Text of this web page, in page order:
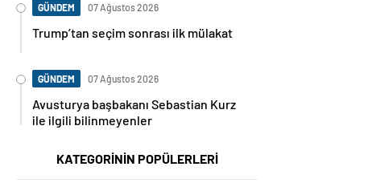
GÜNDEM 07 Ağustos 2026
Trump’tan seçim sonrası ilk mülakat
GÜNDEM 07 Ağustos 2026
Avusturya başbakanı Sebastian Kurz
ile ilgili bilinmeyenler
KATEGORİNİN POPÜLERLERİ